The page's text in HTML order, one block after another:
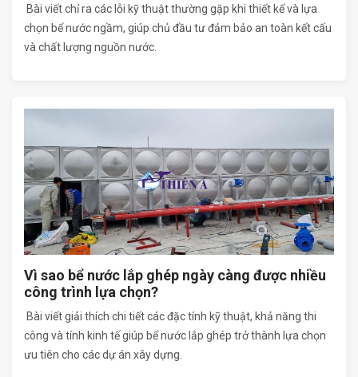
Bài viết chỉ ra các lỗi kỹ thuật thường gặp khi thiết kế và lựa
chọn bể nước ngầm, giúp chủ đầu tư đảm bảo an toàn kết cấu
và chất lượng nguồn nước.
Vì sao bể nước lắp ghép ngày càng được nhiều
công trình lựa chọn?
Bài viết giải thích chi tiết các đặc tính kỹ thuật, khả năng thi
công và tính kinh tế giúp bể nước lắp ghép trở thành lựa chọn
ưu tiên cho các dự án xây dựng.